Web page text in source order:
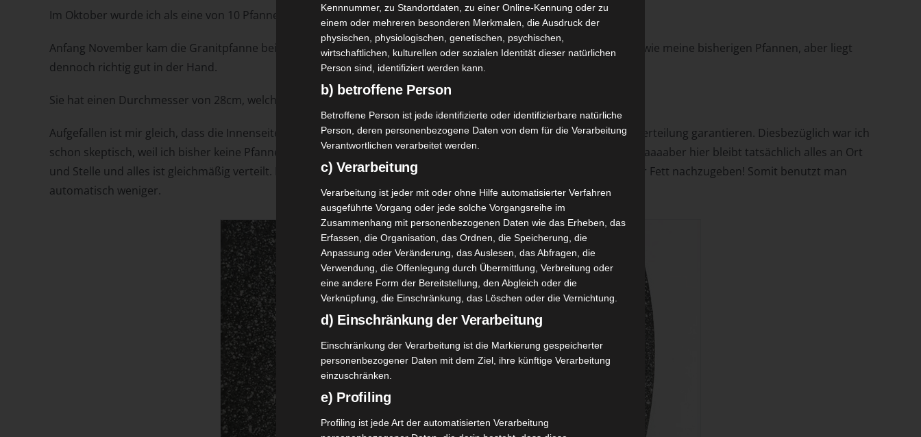
Im Oktober wurde ich als eine von 10 Pfannentestern bei@elo_cookingausgewählt.
Anfang November kam die Granitpfanne bei mir an und mir fiel sofort das Gewicht auf. Sie wiegt zwar schon mehr, wie meine bisherigen Pfannen, aber liegt
dennoch richtig gut in der Hand.
Sie hat einen Durchmesser von 28cm, welche ich für den normalen Gebrauch am besten finde.
Aufgefallen ist mir gleich, dass die Innenseite angerauht ist. Das soll wohl besonders schnelles Braten und die Fettverteilung garantieren. Diesbezüglich war ich
schon skeptisch, weil ich bisher keine Pfanne hatte, wo sich das Fett nicht selbstständig seine Lieblingsecke sucht. Aaaaaber hier bleibt tatsächlich alles an Ort
und Stelle und alles ist gleichmäßig verteilt. Das ist mega gut, weil man auch nicht in Versuchung geführt wird, mehr Fett nachzugeben! Somit benutzt man
automatisch weniger.
Kennnummer, zu Standortdaten, zu einer Online-Kennung oder zu
einem oder mehreren besonderen Merkmalen, die Ausdruck der
physischen, physiologischen, genetischen, psychischen,
wirtschaftlichen, kulturellen oder sozialen Identität dieser natürlichen
Person sind, identifiziert werden kann.
b) betroffene Person
Betroffene Person ist jede identifizierte oder identifizierbare natürliche
Person, deren personenbezogene Daten von dem für die Verarbeitung
Verantwortlichen verarbeitet werden.
c) Verarbeitung
Verarbeitung ist jeder mit oder ohne Hilfe automatisierter Verfahren
ausgeführte Vorgang oder jede solche Vorgangsreihe im
Zusammenhang mit personenbezogenen Daten wie das Erheben, das
Erfassen, die Organisation, das Ordnen, die Speicherung, die
Anpassung oder Veränderung, das Auslesen, das Abfragen, die
Verwendung, die Offenlegung durch Übermittlung, Verbreitung oder
eine andere Form der Bereitstellung, den Abgleich oder die
Verknüpfung, die Einschränkung, das Löschen oder die Vernichtung.
d) Einschränkung der Verarbeitung
Einschränkung der Verarbeitung ist die Markierung gespeicherter
personenbezogener Daten mit dem Ziel, ihre künftige Verarbeitung
einzuschränken.
e) Profiling
Profiling ist jede Art der automatisierten Verarbeitung